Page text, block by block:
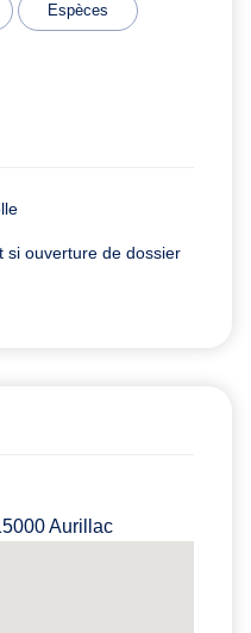
Espèces
si ouverture de dossier
Aurillac